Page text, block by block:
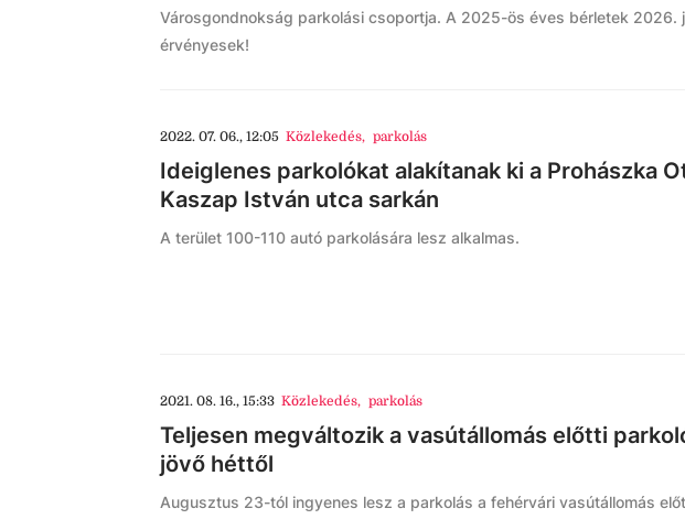
Városgondnokság parkolási csoportja. A 2025-ös éves bérletek 2026.
érvényesek!
2022. 07. 06., 12:05 Közlekedés, parkolás
Ideiglenes parkolókat alakítanak ki a Prohászka
Kaszap István utca sarkán
A terület 100-110 autó parkolására lesz alkalmas.
2021. 08. 16., 15:33 Közlekedés, parkolás
Teljesen megváltozik a vasútállomás előtti
jövő héttől
Augusztus 23-tól ingyenes lesz a parkolás a fehérvári vasútállomás